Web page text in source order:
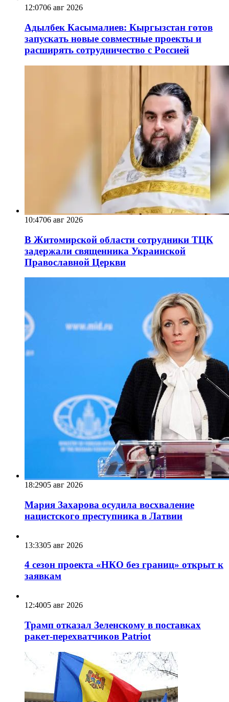
12:0706 авг 2026
Адылбек Касымалиев: Кыргызстан готов
запускать новые совместные проекты и
расширять сотрудничество с Россией
10:4706 авг 2026
В Житомирской области сотрудники ТЦК
задержали священника Украинской
Православной Церкви
18:2905 авг 2026
Мария Захарова осудила восхваление
нацистского преступника в Латвии
13:3305 авг 2026
4 сезон проекта «НКО без границ» открыт к
заявкам
12:4005 авг 2026
Трамп отказал Зеленскому в поставках
ракет-перехватчиков Patriot